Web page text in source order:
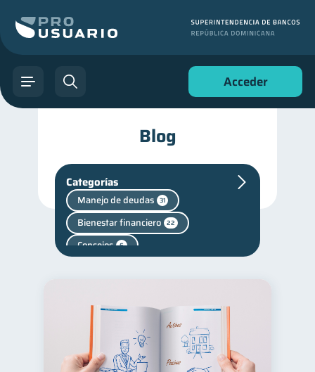
Acceder
Blog
Categorías
Manejo de deudas 31
Bienestar financiero 22
Consejos 6
inversiones
Finanzas personales
Educación financiera 31